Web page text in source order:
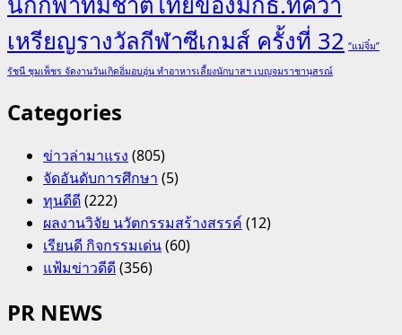
เหรียญรางวัลกีฬาซีเกมส์ ครั้งที่ 32 “แม่จิ๋ม”
รัชนี ชุมเพ็ชร จัดงานวันเกิดอิ่มอบอุ่น ทำอาหารเลี้ยงนักบาสฯ เบญจมราชานุสรณ์
Categories
ข่าวล่ามาแรง (805)
จัดอันดับการศึกษา (5)
ทุนดีดี(222)
ผลงานวิจัย นวัตกรรมสร้างสรรค์(12)
เรียนดี กิจกรรมเด่น(60)
แฟ้มข่าวดีดี(356)
PR NEWS